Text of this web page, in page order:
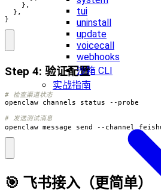
tui
uninstall
update
voicecall
webhooks
沙箱 CLI
实战指南
    },
  },
}
Step 4: 验证配置
# 检查渠道状态
# 发送测试消息
openclaw message send --channel
🎯 飞书接入（更简单）